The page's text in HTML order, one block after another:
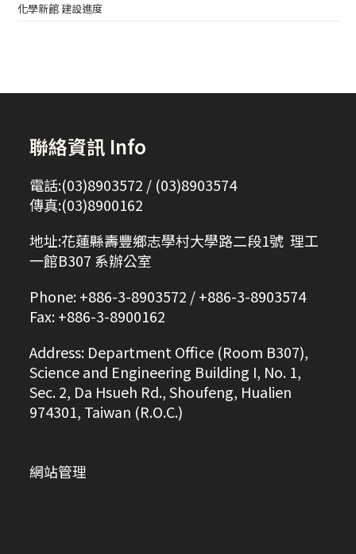
化學新館 建設進度
聯絡資訊 Info
電話:(03)8903572 / (03)8903574
傳真:(03)8900162
地址:花蓮縣壽豐鄉志學村大學路二段1號 理工
一館B307 系辦公室
Phone: +886-3-8903572 / +886-3-8903574
Fax: +886-3-8900162
Address: Department Office (Room B307),
Science and Engineering Building I, No. 1,
Sec. 2, Da Hsueh Rd., Shoufeng, Hualien
974301, Taiwan (R.O.C.)
網站管理